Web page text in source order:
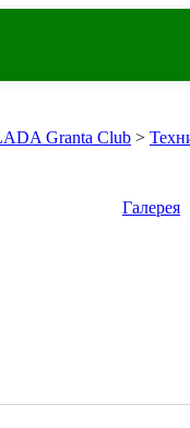
Granta Club >
Галерея